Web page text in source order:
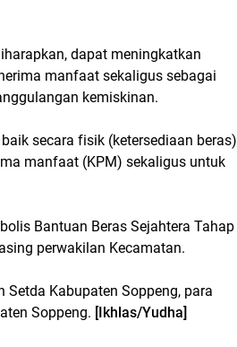
dapat meningkatkan
manfaat sekaligus sebagai
kemiskinan.
secara fisik (ketersediaan beras)
manfaat (KPM) sekaligus untuk
Bantuan Beras Sejahtera Tahap
perwakilan Kecamatan.
Kabupaten Soppeng, para
Soppeng. [Ikhlas/Yudha]